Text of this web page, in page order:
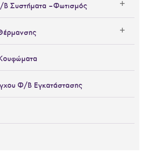
Συστήματα – Φωτισμός
Φ/Β Εγκατάστασης